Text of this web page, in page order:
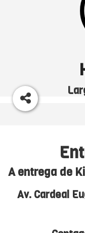
A entrega de
Av. Cardeal